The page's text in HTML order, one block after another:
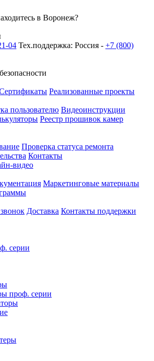
в Воронеж?
04 Тех.поддержка: Россия - +7 (800)
Реализованные проекты
пользователю Видеоинструкции
Реестр прошивок камер
Проверка статуса ремонта
Контакты
видео
Маркетинговые материалы
Доставка Контакты поддержки
серии
проф. серии